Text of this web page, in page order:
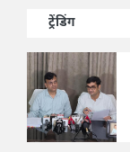
ट्रेंडिंग